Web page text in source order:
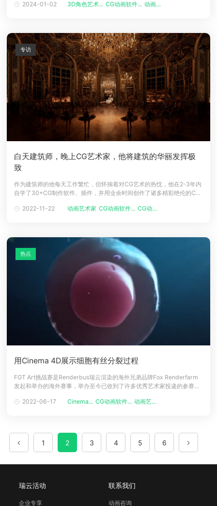
大佬给大家来期教学直播哇~www.artstation.com/vimalkerketta▲这个
2024-01-02 3D角色艺术... CG动画软件... 动画艺术家
白天建筑师，晚上CG艺术家，他将建筑的华丽发挥极
致
作为建筑师的他每天工作繁忙，但怀揣着对CG艺术的热忱，他在2-3年内
自学了30+CG制作软件、插件，并用业余时间创作了诸多精彩绝伦的CG
感……他便是严圻 (Kay John Yim)。▲ 严圻近期部分作品 © Kay John
2022-11-22 动画艺术家 CG动画软件... CG动画电影
专访
用Cinema 4D展示细胞有丝分裂过程
FGT Art挑战赛是Renderbus瑞云渲染的海外兄弟品牌Fox Renderfarm
发起和举办的海外赛事，举办至今已收到了许多优秀艺术家投递的参赛作
发奖品。2022年的“二月之星”由汤姆·利奇博士（Dr. Thom Leach）获
2022-06-17 Cinema... CG动画软件... 动画艺术家
热点
1 2 3 4 5 6
瑞云活动
企业专享
联系我们
动画咨询